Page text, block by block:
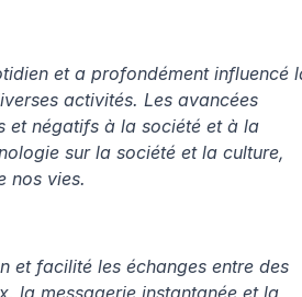
et a profondément influencé
activités. Les avancées
et négatifs à la société et à la
sur la société et la culture,
nos vies.
et facilité les échanges entre des